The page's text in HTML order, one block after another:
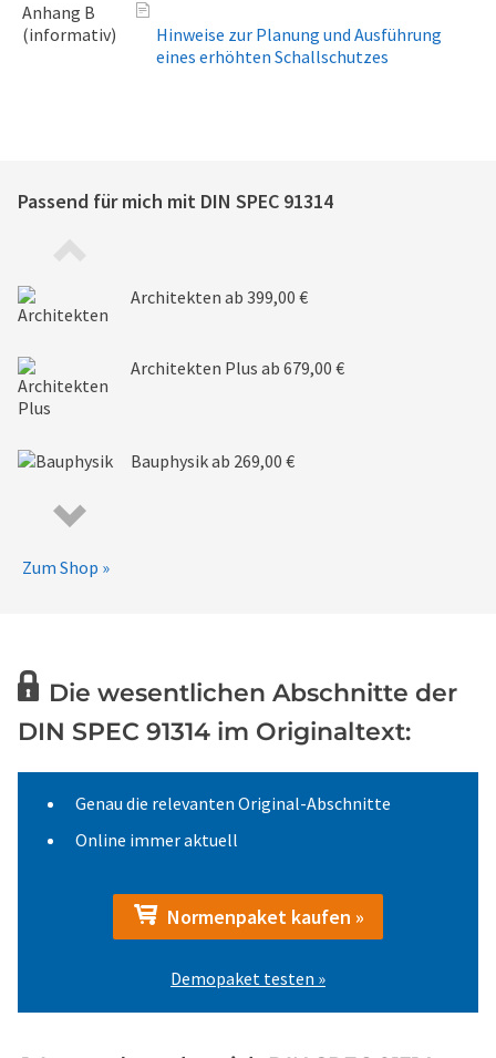
Anhang B
(informativ)
Hinweise zur Planung und Ausführung
eines erhöhten Schallschutzes
Passend für mich mit DIN SPEC 91314
Architekten ab 399,00 €
Architekten Plus ab 679,00 €
Bauphysikab 269,00 €
Zum Shop »
Die wesentlichen Abschnitte der
DIN SPEC 91314 im Originaltext:
Genau die relevanten Original-Abschnitte
Online immer aktuell
Normenpaket kaufen »
Demopaket testen »